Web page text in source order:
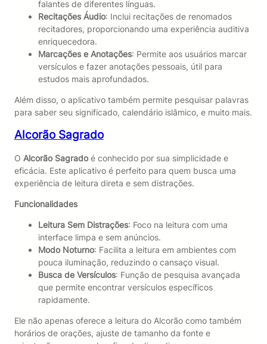
falantes de diferentes línguas.
Recitações Áudio: Inclui recitações de renomados
recitadores, proporcionando uma experiência auditiva
enriquecedora.
Marcações e Anotações: Permite aos usuários marcar
versículos e fazer anotações pessoais, útil para
estudos mais aprofundados.
Além disso, o aplicativo também permite pesquisar palavras
para saber seu significado, calendário islâmico, e muito mais.
Alcorão Sagrado
O Alcorão Sagradoé conhecido por sua simplicidade e
eficácia. Este aplicativo é perfeito para quem busca uma
experiência de leitura direta e sem distrações.
Funcionalidades
Leitura Sem Distrações: Foco na leitura com uma
interface limpa e sem anúncios.
Modo Noturno: Facilita a leitura em ambientes com
pouca iluminação, reduzindo o cansaço visual.
Busca de Versículos: Função de pesquisa avançada
que permite encontrar versículos específicos
rapidamente.
Ele não apenas oferece a leitura do Alcorão como também
horários de orações, ajuste de tamanho da fonte e